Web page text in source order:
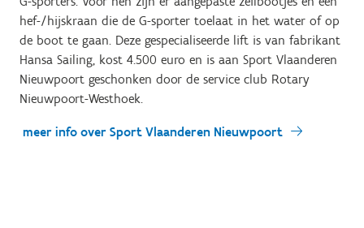
hef-/hijskraan die de G-sporter toelaat in het water of op
de boot te gaan. Deze gespecialiseerde lift is van fabrikant
Hansa Sailing, kost 4.500 euro en is aan Sport Vlaanderen
Nieuwpoort geschonken door de service club Rotary
Nieuwpoort-Westhoek.
meer info over Sport Vlaanderen Nieuwpoort